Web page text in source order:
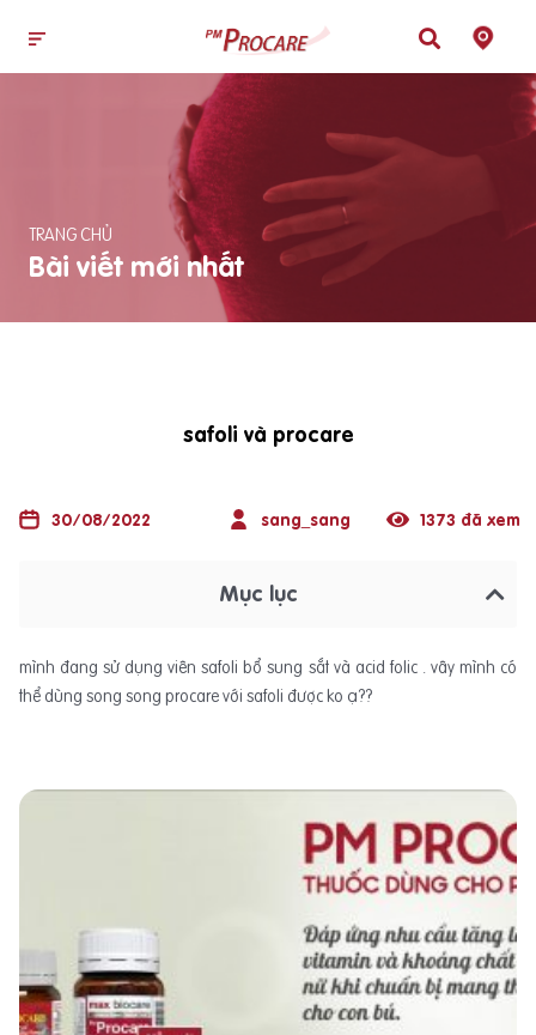
TRANG CHỦ
Bài viết mới nhất
safoli và procare
30/08/2022 sang_sang 1373 đã xem
Mục lục
mình đang sử dụng viên safoli bổ sung sắt và acid folic . vây mình có
thể dùng song song procare với safoli được ko ạ??